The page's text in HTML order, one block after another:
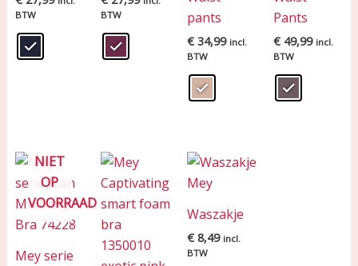
BTW
BTW
pants
€ 34,99 incl.
BTW
Pants
€49,99 incl.
BTW
NIET
OP
VOORRAAD
Mey serie
Waszakje
€ 8,49 incl.
BTW